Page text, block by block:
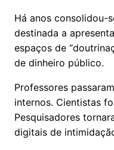
Há anos consolidou-
destinada a
espaços de
de dinheiro público.
Professores
internos. Cientistas
Pesquisadores
digitais de